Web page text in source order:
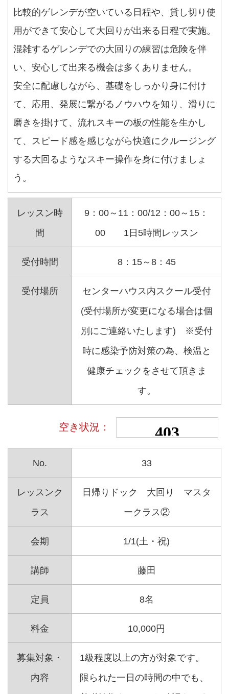
比較的ゲレンデが空いている日程や、貸し切り使
用ができて安心して大回りが出来る日程で実施。
混雑するゲレンデでの大回りの練習は危険を伴
い、安心して出来る機会は多くありません。
安全に配慮しながら、基礎をしっかり身に付け
て、応用、発展に繋がるノウハウを知り、滑りに
磨きを掛けて、流れスキーの板の性能を生かし
て、スピード感を感じながら快適にクルージング
する大回るようなスキー操作を身に付けましょ
う。
レッスン時
間
9：00～11：00/12：00～15：
00 1日5時間レッスン
受付時間 8：15～8：45
受付場所
センターハウス内スクール受付
(受付場所が変更になる場合は個
別にご連絡いたします) ※受付
時に感染予防対策の為、検温と
健康チェックをさせて頂きま
す。
No. 33
レッスンク
ラス
日帰りドック 大回り マスタ
ークラス②
会期 1/1(土・祝)
講師 藤田
定員 8名
料金 10,000円
募集対象・
内容
1級程度以上の方が対象です。
限られた一日の時間の中でも、